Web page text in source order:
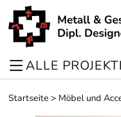
ALLE
Startseite> Möbel und